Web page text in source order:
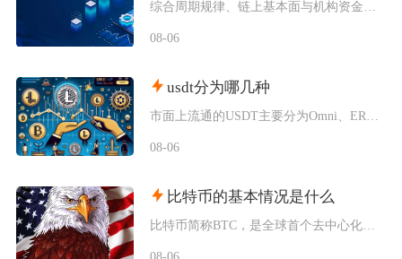
综合周期规律、链上基本面与机构资金预期，以太坊本轮牛市基准冲顶区间在8000至12000美
08-06
usdt分为哪几种
市面上流通的USDT主要分为Omni、ERC20、TRC20、BEP20四类主流版本，同时
08-06
比特币的基本情况是什么
08-06